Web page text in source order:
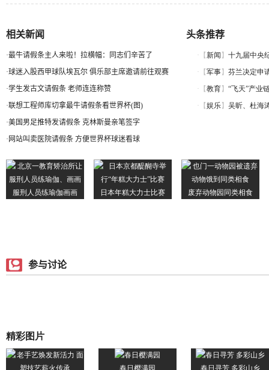
相关新闻
·最牛请假条主人来啦！拉横幅：同志们辛苦了
·球迷入股西甲球队埃瓦尔 俱乐部主席邀请前往观赛
·学生发古文请假条 老师连连称赞
·联想工程师库切拿最牛请假条看世界杯(图)
·美国男足推特发请假条 克林斯曼亲笔签字
· 网站叫卖医院请假条 方便世界杯球迷看球
头条推荐
参与讨论